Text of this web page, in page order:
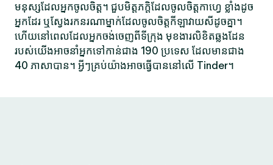
មនុស្សដែលអ្នកចូលចិត្ត។ ជួបមិត្តភក្តិដែលចូលចិត្តកាហ្វេ ខ្លាំងដូច
អ្នកដែរ ឬស្វែងរកនរណាម្នាក់ដែលចូលចិត្តកីឡាវាយសីដូចគ្នា។
ហើយនៅពេលដែលអ្នកចង់ចេញពីទីក្រុង មុខងារលិខិតឆ្លងដែន
របស់យើងអាចនាំអ្នកទៅកាន់ជាង 190 ប្រទេស ដែលមានជាង
40 ភាសាបាន។ អ្វីៗគ្រប់យ៉ាងអាចធ្វើបាននៅលើ Tinder។